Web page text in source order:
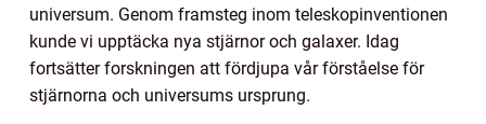
universum. Genom framsteg inom teleskopinventionen
kunde vi upptäcka nya stjärnor och galaxer. Idag
fortsätter forskningen att fördjupa vår förståelse för
stjärnorna och universums ursprung.